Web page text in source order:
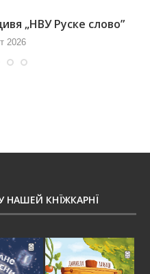
„НВУ Руске слово”
2026
КНЇЖКАРНЇ